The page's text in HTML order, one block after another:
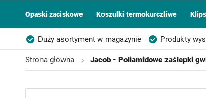
Opaski zaciskowe Koszulki termokurczliwe
Duży asortyment w magazynie Produkty
Możliwość własnego etykietowania
Strona główna Jacob - Poliamidowe zaślepki